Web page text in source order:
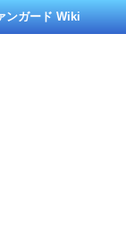
ンガード Wiki